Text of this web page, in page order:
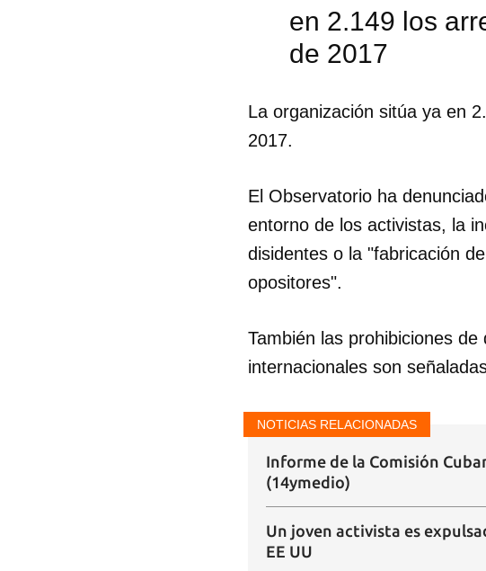
en 2.149 los
de 2017
La organización sitúa ya en
2017.
El Observatorio ha
entorno de los activistas, la
disidentes o la "fabricación
opositores".
También las prohibiciones
internacionales son
NOTICIAS RELACIONADAS
Informe de la Comisión
(14ymedio)
Un joven activista es
EE UU